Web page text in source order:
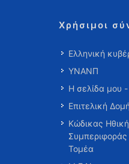
Χρήσιμοι
Ελληνική
ΥΝΑΝΠ
Η σελίδα μου
Επιτελική
Κώδικας
Τομέα